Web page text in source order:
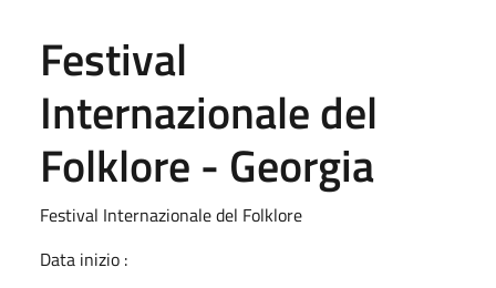
Festival
Internazionale del
Folklore - Georgia
Festival Internazionale del Folklore
Data inizio :